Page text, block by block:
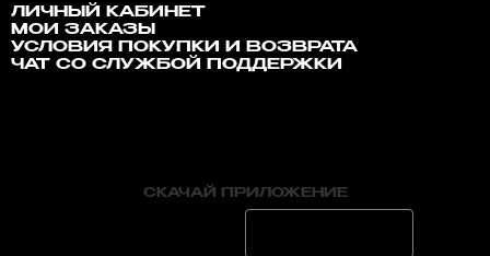
ЛИЧНЫЙ КАБИНЕТ
МОИ ЗАКАЗЫ
УСЛОВИЯ ПОКУПКИ И ВОЗВРАТА
ЧАТ СО СЛУЖБОЙ ПОДДЕРЖКИ
СКАЧАЙ ПРИЛОЖЕНИЕ